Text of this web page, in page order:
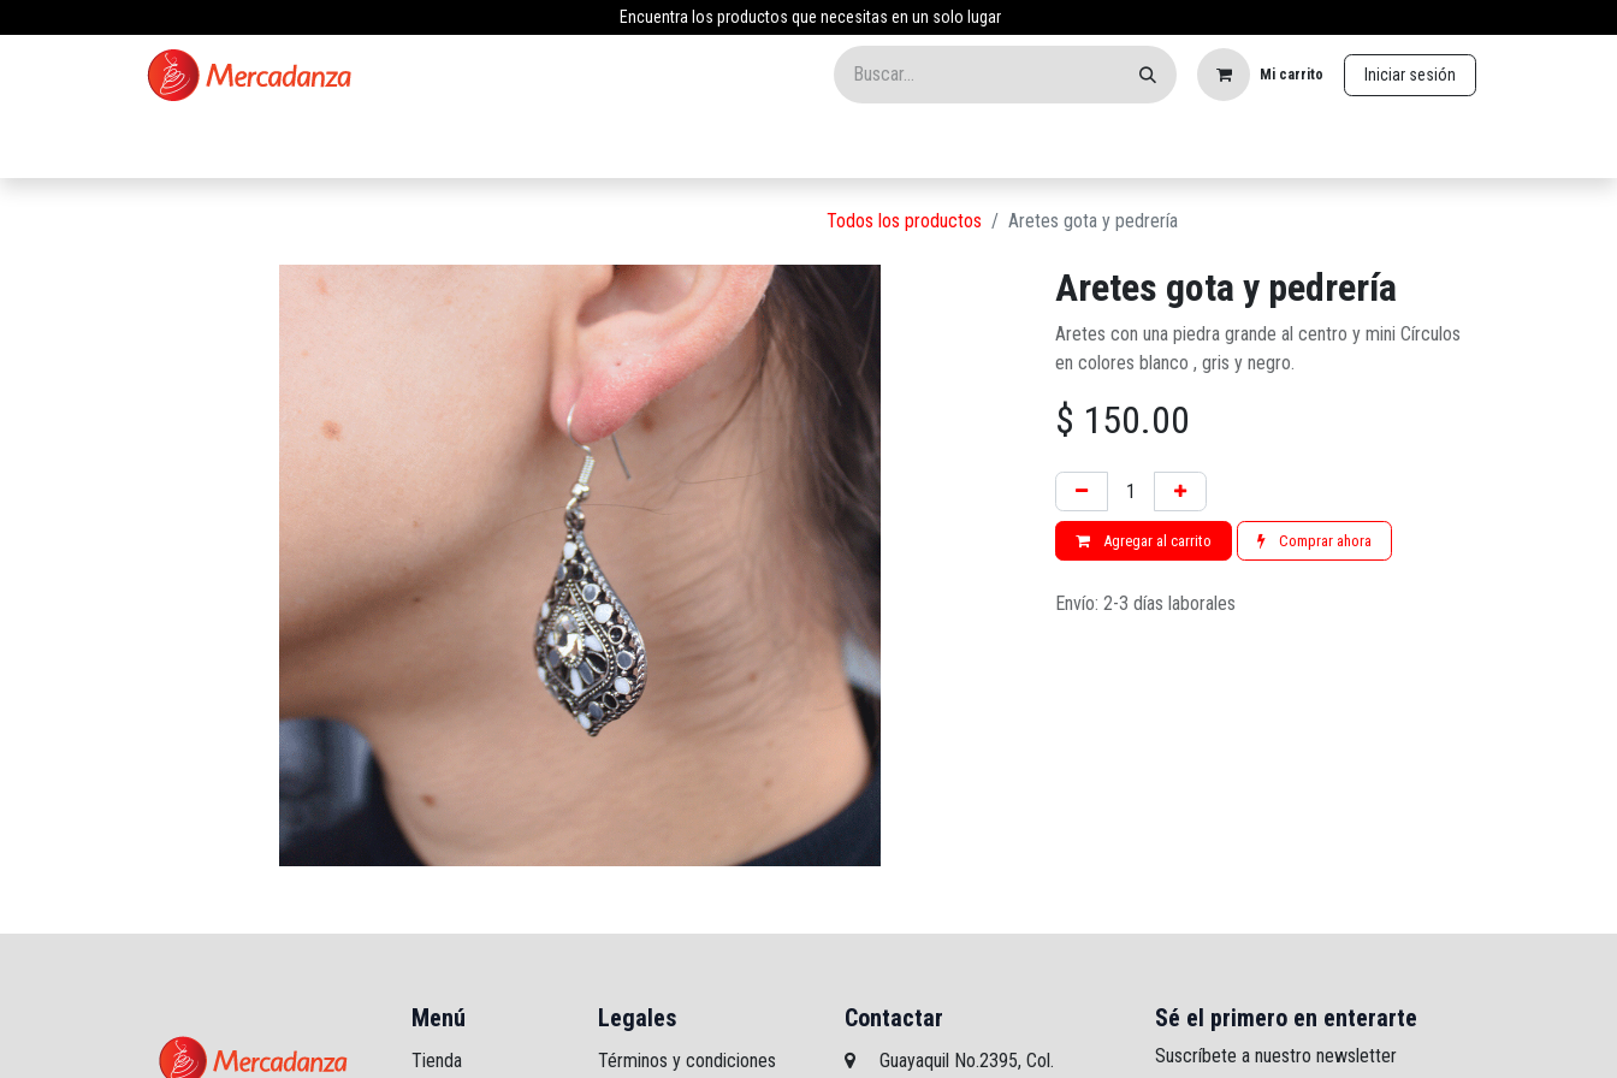
Encuentra los productos que necesitas en un solo lugar
Mi carrito Iniciar sesión
Todos los productos Aretes gota y pedrería
Aretes gota y pedrería
Aretes con una piedra grande al centro y mini Círculos
en colores blanco , gris y negro.
$ 150.00
Agregar al carrito Comprar ahora
Envío: 2-3 días laborales
Sé el primero en enterarte
Suscríbete a nuestro newsletter
Contactar
Guayaquil No.2395, Col.
Legales
Términos y condiciones
Menú
Tienda